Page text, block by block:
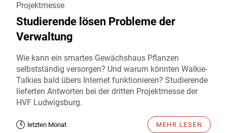
Projektmesse
Studierende lösen Probleme der
Verwaltung
Wie kann ein smartes Gewächshaus Pflanzen
selbstständig versorgen? Und warum könnten Walkie-
Talkies bald übers Internet funktionieren? Studierende
lieferten Antworten bei der dritten Projektmesse der
HVF Ludwigsburg.
letzten Monat MEHR LESEN